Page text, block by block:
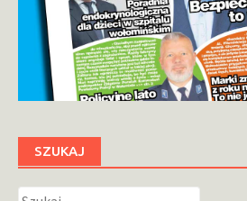
SZUKAJ
Szukaj: